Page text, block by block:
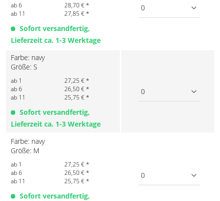
ab 6
28,70 € *
ab 11
27,85 € *
Sofort versandfertig,
Lieferzeit ca. 1-3 Werktage
0
Farbe: navy
Größe: S
ab 1
27,25 € *
ab 6
26,50 € *
ab 11
25,75 € *
Sofort versandfertig,
Lieferzeit ca. 1-3 Werktage
0
Farbe: navy
Größe: M
ab 1
27,25 € *
ab 6
26,50 € *
ab 11
25,75 € *
Sofort versandfertig,
0